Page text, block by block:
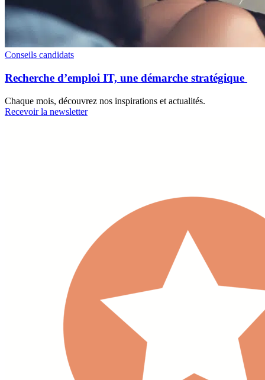
Conseils candidats
Recherche d’emploi IT, une démarche stratégique
Chaque mois, découvrez nos inspirations et actualités.
Recevoir la newsletter